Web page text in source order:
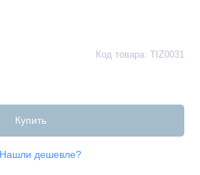
Код товара: TIZ0031
Купить
Нашли дешевле?